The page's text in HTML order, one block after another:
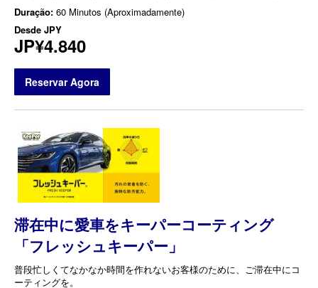
Duração: 60 Minutos (Aproximadamente)
Desde JPY
JP¥4.840
Reservar Agora
滞在中に愛車をキーパーコーティング
「フレッシュキーパー」
普段忙しくてなかなか時間を作れないお客様のために、ご滞在中にコ
ーティングを。